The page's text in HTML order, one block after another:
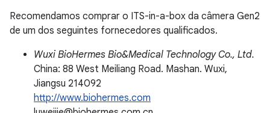
Recomendamos comprar o ITS-in-a-box da câmera Gen2
de um dos seguintes fornecedores qualificados.
Wuxi BioHermes Bio&Medical Technology Co., Ltd.
China: 88 West Meiliang Road. Mashan. Wuxi,
Jiangsu 214092
http://www.biohermes.com